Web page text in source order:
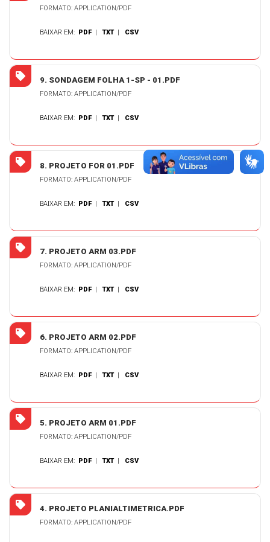
FORMATO: APPLICATION/PDF
BAIXAR EM: PDF |TXT | CSV
9. SONDAGEM FOLHA 1-SP - 01.PDF
FORMATO: APPLICATION/PDF
BAIXAR EM: PDF |TXT | CSV
8. PROJETO FOR 01.PDF
FORMATO: APPLICATION/PDF
BAIXAR EM: PDF |TXT | CSV
7. PROJETO ARM 03.PDF
FORMATO: APPLICATION/PDF
BAIXAR EM: PDF |TXT | CSV
6. PROJETO ARM 02.PDF
FORMATO: APPLICATION/PDF
BAIXAR EM: PDF |TXT | CSV
5. PROJETO ARM 01.PDF
FORMATO: APPLICATION/PDF
BAIXAR EM: PDF |TXT | CSV
4. PROJETO PLANIALTIMETRICA.PDF
FORMATO: APPLICATION/PDF